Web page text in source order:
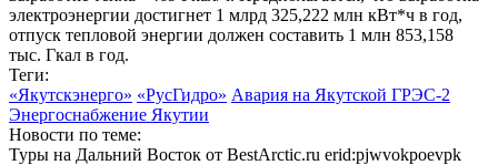
электроэнергии достигнет 1 млрд 325,222 млн кВт*ч в год,
отпуск тепловой энергии должен составить 1 млн 853,158
тыс. Гкал в год.
Теги:
«Якутскэнерго» «РусГидро» Авария на Якутской ГРЭС-2
Энергоснабжение Якутии
Новости по теме:
Туры на Дальний Восток от BestArctic.ru erid:pjwvokpoevpk